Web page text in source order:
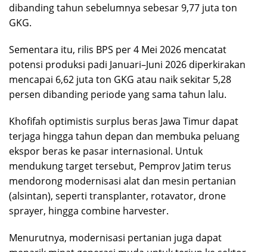
dibanding tahun sebelumnya sebesar 9,77 juta ton
GKG.
Sementara itu, rilis BPS per 4 Mei 2026 mencatat
potensi produksi padi Januari–Juni 2026 diperkirakan
mencapai 6,62 juta ton GKG atau naik sekitar 5,28
persen dibanding periode yang sama tahun lalu.
Khofifah optimistis surplus beras Jawa Timur dapat
terjaga hingga tahun depan dan membuka peluang
ekspor beras ke pasar internasional. Untuk
mendukung target tersebut, Pemprov Jatim terus
mendorong modernisasi alat dan mesin pertanian
(alsintan), seperti transplanter, rotavator, drone
sprayer, hingga combine harvester.
Menurutnya, modernisasi pertanian juga dapat